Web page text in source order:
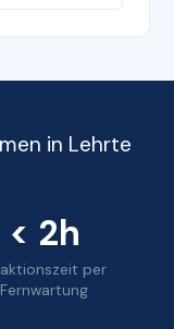
in Lehrte
< 2h
per
Fernwartung